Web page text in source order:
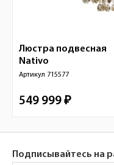
Люстра подвесная
Nativo
Артикул 715577
549 999 ₽
Подписывайтесь на